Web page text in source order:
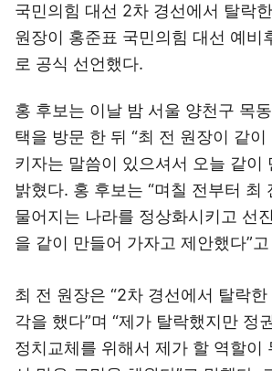
국민의힘 대선 2차 경선에서 탈락
원장이 홍준표 국민의힘 대선 예비
로 공식 선언했다.
홍 후보는 이날 밤 서울 양천구 목
택을 방문 한 뒤 “최 전 원장이 같이
키자는 말씀이 있으셔서 오늘 같이
밝혔다. 홍 후보는 “며칠 전부터 최
물어지는 나라를 정상화시키고 선
을 같이 만들어 가자고 제안했다”
최 전 원장은 “2차 경선에서 탈락
각을 했다”며 “제가 탈락했지만 정
정치교체를 위해서 제가 할 역할이